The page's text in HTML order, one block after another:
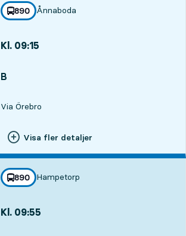
linje
890
mot
Ånnaboda
,
Kl. 09:15
B
Via Örebro
Visa fler detaljer
linje
890
mot
Hampetorp
,
Kl. 09:55